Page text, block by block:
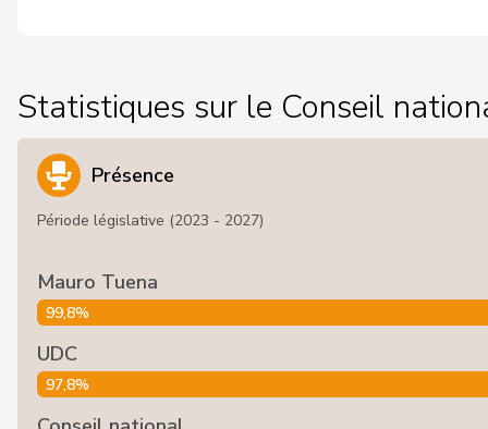
Statistiques sur le Conseil
Présence
Période législative (2023 - 2027)
Mauro Tuena
99,8%
UDC
97,8%